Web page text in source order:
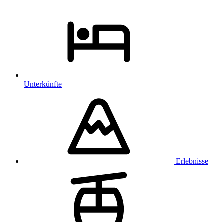
Unterkünfte
Erlebnisse